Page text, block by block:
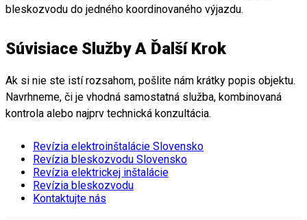
bleskozvodu do jedného koordinovaného výjazdu.
Súvisiace Služby A Ďalší Krok
Ak si nie ste istí rozsahom, pošlite nám krátky popis objektu.
Navrhneme, či je vhodná samostatná služba, kombinovaná
kontrola alebo najprv technická konzultácia.
Revízia elektroinštalácie Slovensko
Revízia bleskozvodu Slovensko
Revízia elektrickej inštalácie
Revízia bleskozvodu
Kontaktujte nás